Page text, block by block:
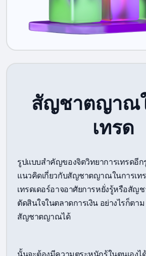
สัญชาตญาณ
เทรด
รูปแบบสำคัญของจิตวิทยาการเทรดอี
แนวคิดเกี่ยวกับสัญชาตญาณในการเท
เทรดเดอร์อาจอาศัยการหยั่งรู้หรือสั
ตัดสินใจในตลาดการเงิน อย่างไรก็ตา
สัญชาตญาณได้